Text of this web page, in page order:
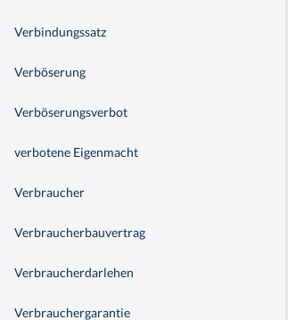
Verbindungssatz
Verböserung
Verböserungsverbot
verbotene Eigenmacht
Verbraucher
Verbraucherbauvertrag
Verbraucherdarlehen
Verbrauchergarantie